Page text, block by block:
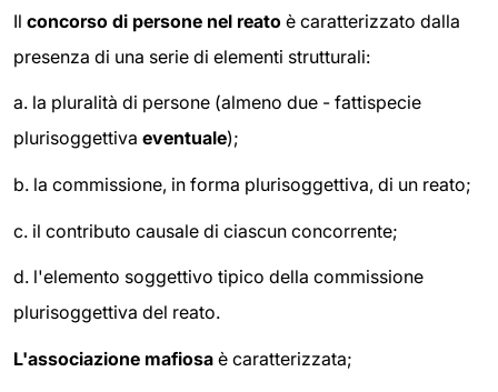
Il concorso di persone nel reato è caratterizzato dalla
presenza di una serie di elementi strutturali:
a. la pluralità di persone (almeno due - fattispecie
plurisoggettiva eventuale);
b. la commissione, in forma plurisoggettiva, di un reato;
c. il contributo causale di ciascun concorrente;
d. l'elemento soggettivo tipico della commissione
plurisoggettiva del reato.
L'associazione mafiosa è caratterizzata;